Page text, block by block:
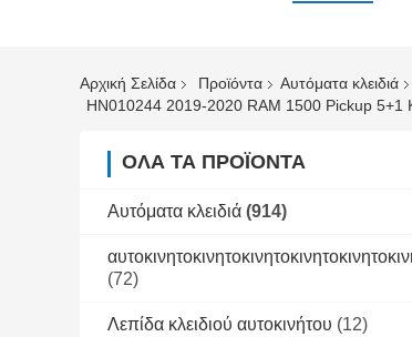
Αρχική Σελίδα Προϊόντα
Αυτόματα κλειδιά
ΌΛΑ ΤΑ ΠΡΟΪΌΝΤΑ
Αυτόματα κλειδιά (914)
(72)
Λεπίδα κλειδιού αυτοκινήτου (12)